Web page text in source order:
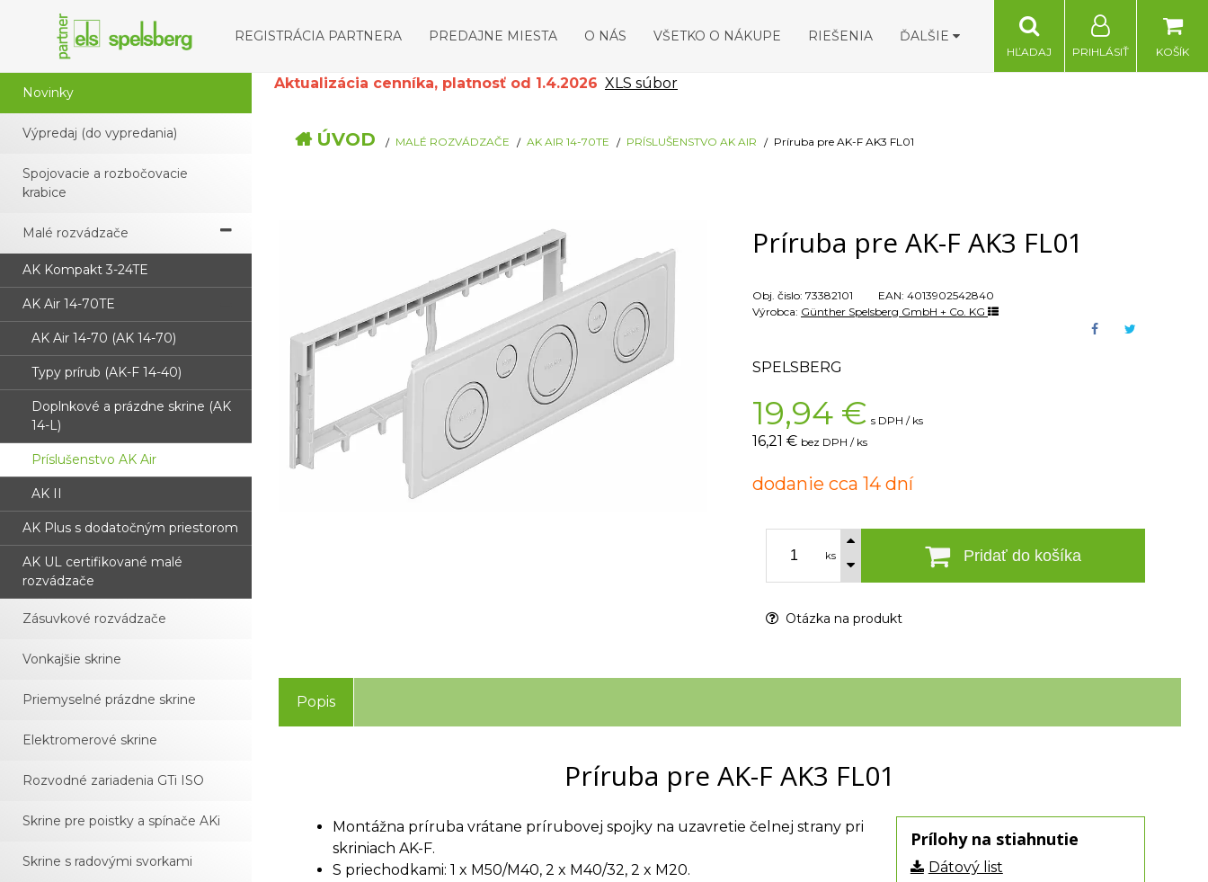
REGISTRÁCIA PARTNERA PREDAJNE MIESTA O NÁS VŠETKO O NÁKUPE RIEŠENIA ĎALŠIE
KOŠÍK
PRIHLÁSIŤ
HĽADAJ
Novinky
Výpredaj (do vypredania)
Spojovacie a rozbočovacie
krabice
Malé rozvádzače
AK Kompakt 3-24TE
AK Air 14-70TE
AK Air 14-70 (AK 14-70)
Typy prírub (AK-F 14-40)
Doplnkové a prázdne skrine (AK
14-L)
Príslušenstvo AK Air
AK II
AK Plus s dodatočným priestorom
AK UL certifikované malé
rozvádzače
Zásuvkové rozvádzače
Vonkajšie skrine
Priemyselné prázdne skrine
Elektromerové skrine
Rozvodné zariadenia GTi ISO
Skrine pre poistky a spínače AKi
Skrine s radovými svorkami
Aktualizácia cenníka, platnosť od 1.4.2026 XLS súbor
ÚVOD MALÉ ROZVÁDZAČE AK AIR 14-70TE PRÍSLUŠENSTVO AK AIR Príruba pre AK-F AK3 FL01
Príruba pre AK-F AK3 FL01
Obj. čislo: 73382101 EAN: 4013902542840
Výrobca: Günther Spelsberg GmbH + Co. KG
SPELSBERG
19,94 € s DPH / ks
16,21 € bez DPH / ks
dodanie cca 14 dní
ks Pridať do košíka
Otázka na produkt
Popis
Príruba pre AK-F AK3 FL01
Prílohy na stiahnutie
Dátový list
Montážna príruba vrátane prírubovej spojky na uzavretie čelnej strany pri
skriniach AK-F.
S priechodkami: 1 x M50/M40, 2 x M40/32, 2 x M20.